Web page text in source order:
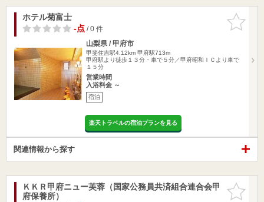
お気に入
りに追加
ホテル菊富士
-点/ 0 件
山梨県 / 甲府市
甲斐住吉駅4.12km 甲府駅713m
甲府駅より徒歩１３分・車で５分／甲府昭和ＩＣより車で
１５分
営業時間
入浴料金 ～
宿泊
楽天トラベルの宿泊プランを見る
関連情報から探す
お気に入
りに追加
ＫＫＲ甲府ニュー芙蓉（国家公務員共済組合連合会甲
府保養所）